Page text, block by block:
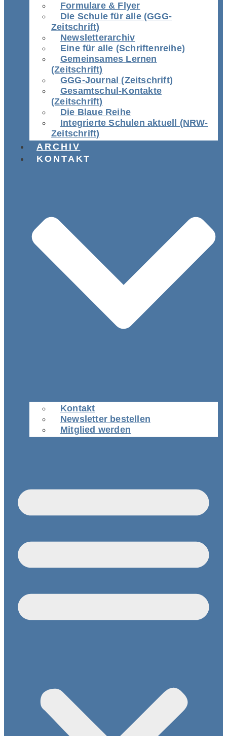
Formulare & Flyer
Die Schule für alle (GGG-
Zeitschrift)
Newsletterarchiv
Eine für alle (Schriftenreihe)
Gemeinsames Lernen
(Zeitschrift)
GGG-Journal (Zeitschrift)
Gesamtschul-Kontakte
(Zeitschrift)
Die Blaue Reihe
Integrierte Schulen aktuell (NRW-
Zeitschrift)
ARCHIV
KONTAKT
Kontakt
Newsletter bestellen
Mitglied werden